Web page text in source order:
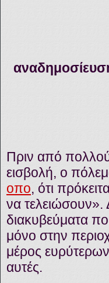
Πριν από
εισβολή, ο
οπο, ότι
να τελειώσουν».
διακυβεύματα
μόνο στην
μέρος
αυτές.